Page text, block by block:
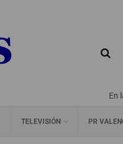
En
TELEVISIÓN PR